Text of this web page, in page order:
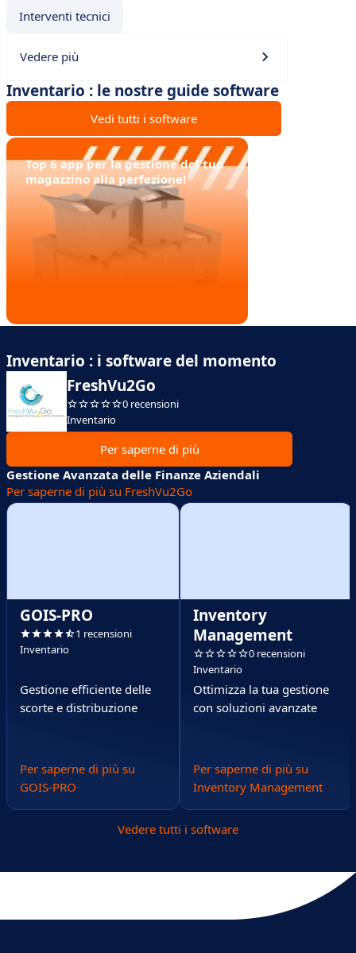
Interventi tecnici
Vedere più
Inventario : le nostre guide software
Vedi tutti i software
Top 6 app per la gestione del tuo
magazzino alla perfezione!
Inventario : i software del momento
FreshVu2Go
0 recensioni
Inventario
Per saperne di più
Gestione Avanzata delle Finanze Aziendali
Per saperne di più su FreshVu2Go
GOIS-PRO
1 recensioni
Inventario
Gestione efficiente delle
scorte e distribuzione
Per saperne di più su
GOIS-PRO
Inventory
Management
0 recensioni
Inventario
Ottimizza la tua gestione
con soluzioni avanzate
Per saperne di più su
Inventory Management
Vedere tutti i software